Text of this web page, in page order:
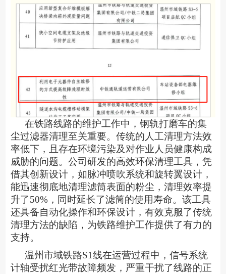
在铁路线路的维护工作中，钢轨打磨车的集
尘过滤器清理至关重要。传统的人工清理方法效
率低下，且存在环境污染及对作业人员健康构成
威胁的问题。公司研发的高效环保清理工具，凭
借其创新设计，如脉冲喷吹系统和旋转翼设计，
能迅速彻底地清理滤筒表面的粉尘，清理效率提
升了50%，同时延长了滤筒的使用寿命。该工具
还具备自动化操作和环保设计，有效克服了传统
清理方法的缺陷，为铁路维护工作提供了有力的
支持。
温州市域铁路S1线在运营过程中，信号系统
计轴受扰红光带故障频发，严重干扰了线路的正